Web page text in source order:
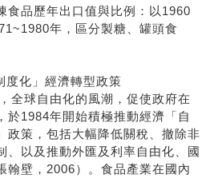
食品歷年出口值與比例：以1960
年，區分製糖、罐頭食
度化」經濟轉型政策
球自由化的風潮，促使政府在
於1984年開始積極推動經濟「自
政策，包括大幅降低關稅、撤除非
、以及推動外匯及利率自由化、國
翰壁，2006）。食品產業在國內